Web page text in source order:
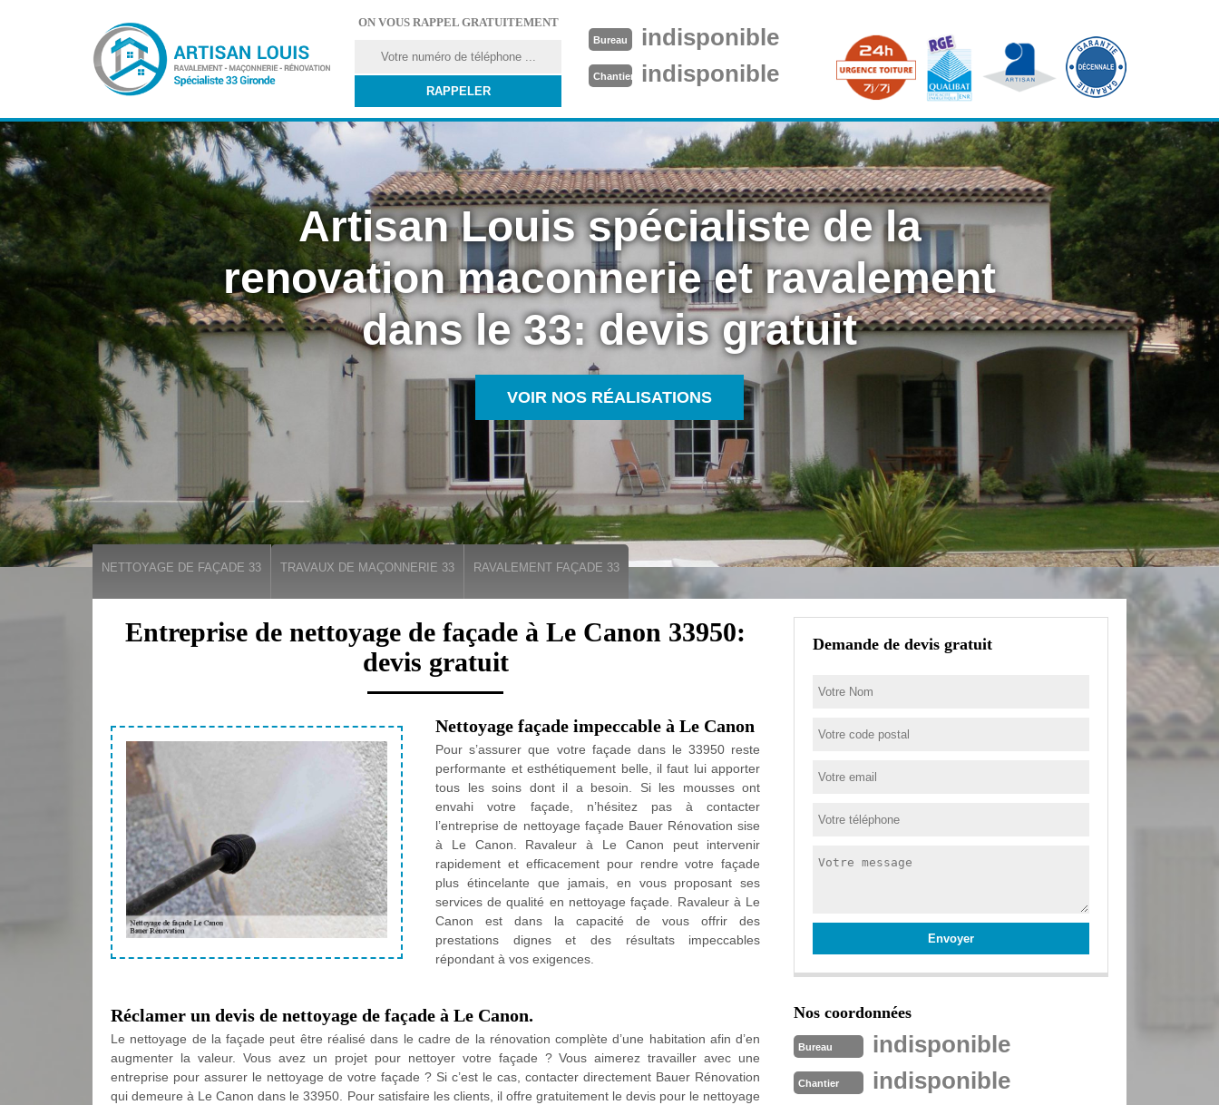
ON VOUS RAPPEL GRATUITEMENT
Bureau indisponible
Chantier indisponible
Artisan Louis spécialiste de la
renovation maconnerie et ravalement
dans le 33: devis gratuit
VOIR NOS RÉALISATIONS
NETTOYAGE DE FAÇADE 33 TRAVAUX DE MAÇONNERIE 33 RAVALEMENT FAÇADE 33
Entreprise de nettoyage de façade à Le Canon 33950:
devis gratuit
Nettoyage façade impeccable à Le Canon
Pour s’assurer que votre façade dans le 33950 reste
performante et esthétiquement belle, il faut lui apporter
tous les soins dont il a besoin. Si les mousses ont
envahi votre façade, n’hésitez pas à contacter
l’entreprise de nettoyage façade Bauer Rénovation sise
à Le Canon. Ravaleur à Le Canon peut intervenir
rapidement et efficacement pour rendre votre façade
plus étincelante que jamais, en vous proposant ses
services de qualité en nettoyage façade. Ravaleur à Le
Canon est dans la capacité de vous offrir des
prestations dignes et des résultats impeccables
répondant à vos exigences.
Réclamer un devis de nettoyage de façade à Le Canon.
Le nettoyage de la façade peut être réalisé dans le cadre de la rénovation complète d’une habitation afin d’en
augmenter la valeur. Vous avez un projet pour nettoyer votre façade ? Vous aimerez travailler avec une
entreprise pour assurer le nettoyage de votre façade ? Si c’est le cas, contacter directement Bauer Rénovation
qui demeure à Le Canon dans le 33950. Pour satisfaire les clients, il offre gratuitement le devis pour le nettoyage
Demande de devis gratuit
Nos coordonnées
Bureau indisponible
Chantier indisponible